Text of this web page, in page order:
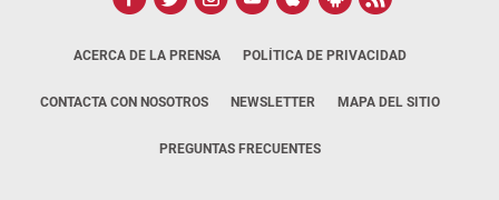
ACERCA DE LA PRENSA POLÍTICA DE PRIVACIDAD
CONTACTA CON NOSOTROS NEWSLETTER MAPA DEL SITIO
PREGUNTAS FRECUENTES